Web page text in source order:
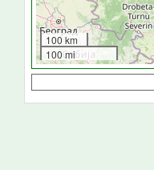
100 km
100 mi